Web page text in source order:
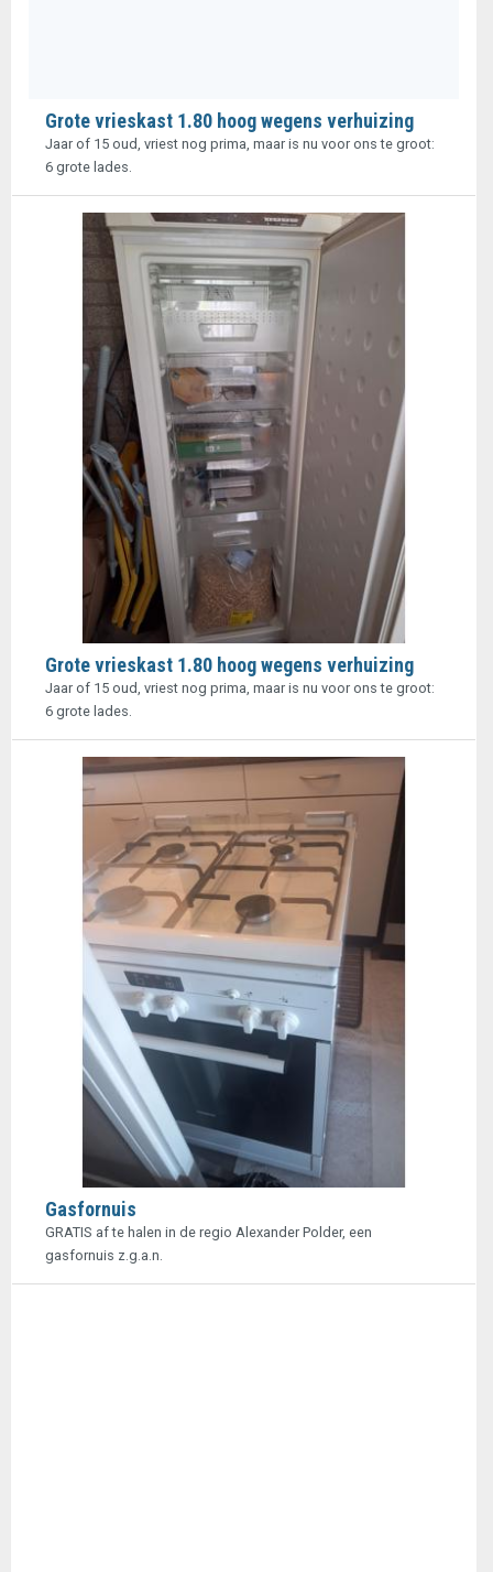
Grote vrieskast 1.80 hoog wegens verhuizing
Jaar of 15 oud, vriest nog prima, maar is nu voor ons te groot:
6 grote lades.
Grote vrieskast 1.80 hoog wegens verhuizing
Jaar of 15 oud, vriest nog prima, maar is nu voor ons te groot:
6 grote lades.
Gasfornuis
GRATIS af te halen in de regio Alexander Polder, een
gasfornuis z.g.a.n.